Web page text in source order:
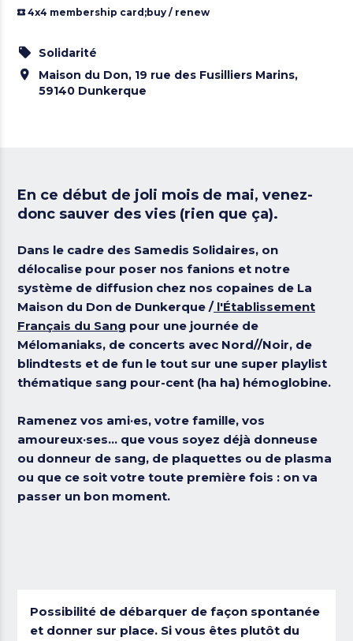
4x4 membership card;buy / renew
Solidarité
Maison du Don, 19 rue des Fusilliers Marins,
59140 Dunkerque
En ce début de joli mois de mai, venez-
donc sauver des vies (rien que ça).
Dans le cadre des Samedis Solidaires, on
délocalise pour poser nos fanions et notre
système de diffusion chez nos copaines de La
Maison du Don de Dunkerque /l'Établissement
Français du Sang pour une journée de
Mélomaniaks, de concerts avec Nord//Noir, de
blindtests et de fun le tout sur une super playlist
thématique sang pour-cent (ha ha) hémoglobine.
Ramenez vos ami·es, votre famille, vos
amoureux·ses… que vous soyez déjà donneuse
ou donneur de sang, de plaquettes ou de plasma
ou que ce soit votre toute première fois : on va
passer un bon moment.
Possibilité de débarquer de façon spontanée
et donner sur place. Si vous êtes plutôt du